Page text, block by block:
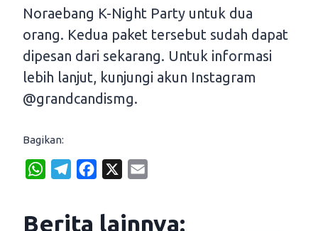
Noraebang K-Night Party untuk dua
orang. Kedua paket tersebut sudah dapat
dipesan dari sekarang. Untuk informasi
lebih lanjut, kunjungi akun Instagram
@grandcandismg.
Bagikan:
W
Berita lainnya: